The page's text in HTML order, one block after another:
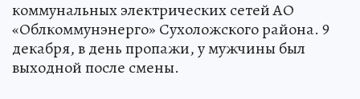
коммунальных электрических сетей АО
«Облкоммунэнерго» Сухоложского района. 9
декабря, в день пропажи, у мужчины был
выходной после смены.